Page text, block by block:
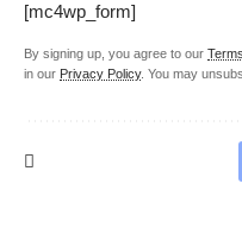
[mc4wp_form]
By signing up, you agree to our
in our Privacy Policy. You may